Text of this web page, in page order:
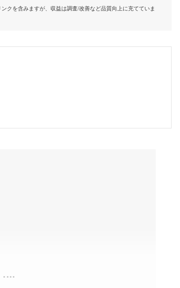
クを含みますが、収益は調査/改善など品質向上に充てていま